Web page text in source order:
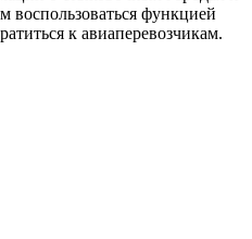
воспользоваться функцией
к авиаперевозчикам.